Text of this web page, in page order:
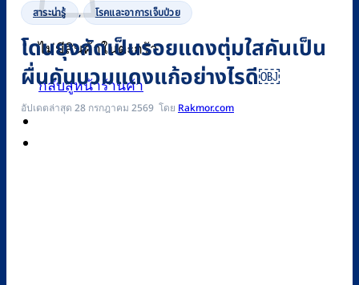
ไม่มีสินค้าในตะกร้า
กลับสู่หน้าร้านค้า
สาระน่ารู้ , โรคและอาการเจ็บป่วย
โดนยุงกัดเป็นรอยแดงตุ่มใสคันเป็น
ผื่นคันบวมแดงแก้อย่างไรดี￼
อัปเดตล่าสุด 28 กรกฎาคม 2569 Rakmor.com